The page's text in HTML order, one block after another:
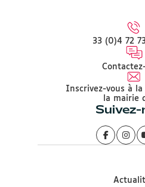
33 (0)4 72
Inscrivez-vous à
la mairie
Suivez-